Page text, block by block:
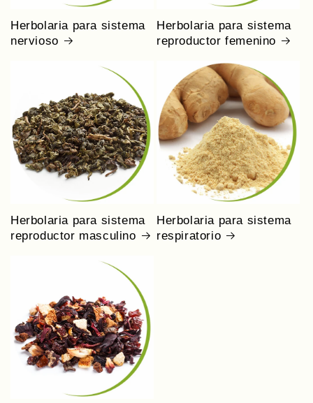
Herbolaria para sistema
nervioso
Herbolaria para sistema
reproductor femenino
Herbolaria para sistema
reproductor masculino
Herbolaria para sistema
respiratorio